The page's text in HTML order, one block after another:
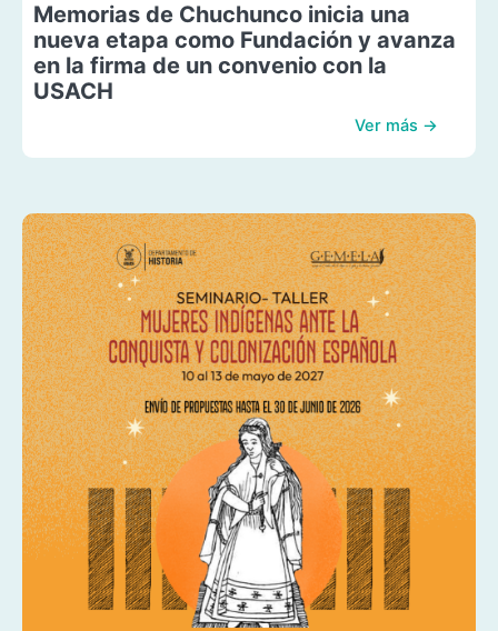
Memorias de Chuchunco inicia una
nueva etapa como Fundación y avanza
en la firma de un convenio con la
USACH
Ver más →